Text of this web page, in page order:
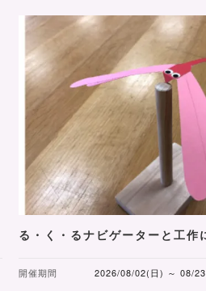
る・く・るナビゲーターと工作
開催期間 2026/08/02(日) ～ 08/